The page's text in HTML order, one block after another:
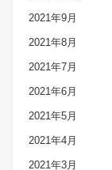
2021年9月
2021年8月
2021年7月
2021年6月
2021年5月
2021年4月
2021年3月